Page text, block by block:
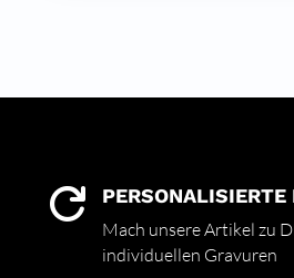
 PERSONALISIERTE
Mach unsere Artikel zu
individuellen Gravuren